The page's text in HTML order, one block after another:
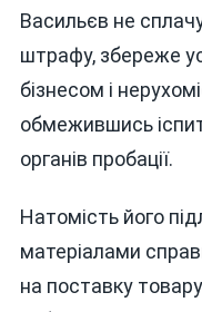
Васильєв не
штрафу, збереже
бізнесом і
обмежившись
органів пробації.
Натомість його
матеріалами
на поставку